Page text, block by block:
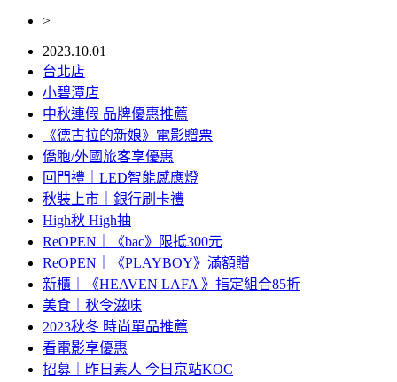
>
2023.10.01
台北店
小碧潭店
中秋連假 品牌優惠推薦
《德古拉的新娘》電影贈票
僑胞/外國旅客享優惠
回門禮｜LED智能感應燈
秋裝上市｜銀行刷卡禮
High秋 High抽
ReOPEN｜《bac》限抵300元
ReOPEN｜《PLAYBOY》滿額贈
新櫃｜《HEAVEN LAFA 》指定組合85折
美食｜秋令滋味
2023秋冬 時尚單品推薦
看電影享優惠
招募｜昨日素人 今日京站KOC